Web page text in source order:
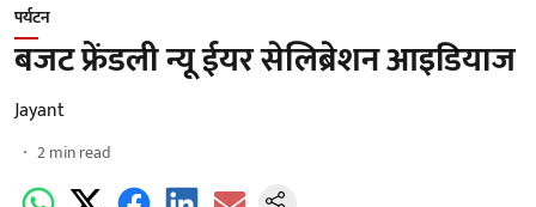
पर्यटन
बजट फ्रेंडली न्यू ईयर सेलिब्रेशन आइडियाज
Jayant
2min read